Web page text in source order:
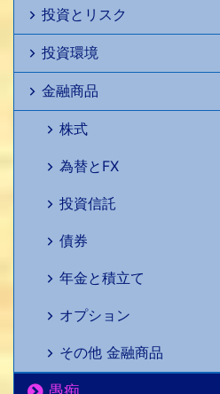
投資とリスク
投資環境
金融商品
株式
為替とFX
投資信託
債券
年金と積立て
オプション
その他 金融商品